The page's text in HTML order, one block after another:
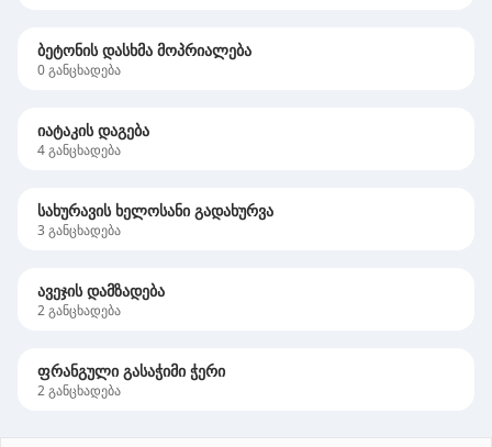
ბეტონის დასხმა მოპრიალება
0განცხადება
იატაკის დაგება
4განცხადება
სახურავის ხელოსანი გადახურვა
3 განცხადება
ავეჯის დამზადება
2განცხადება
ფრანგული გასაჭიმი ჭერი
2განცხადება